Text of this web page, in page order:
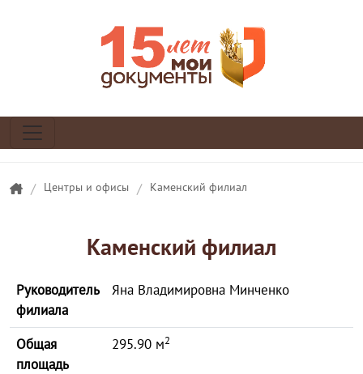
/ Центры и офисы / Каменский филиал
Каменский филиал
Руководитель
филиала
Яна Владимировна Минченко
Общая
площадь
295.90 м2